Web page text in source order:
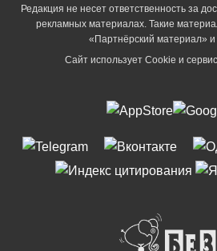
Редакция не несет ответственность за
рекламных материалах. Такие
«Партнёрский материал»
Сайт использует Cookie и